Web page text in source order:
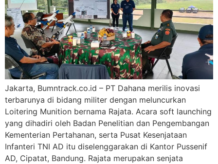
Jakarta, Bumntrack.co.id – PT Dahana merilis inovasi
terbarunya di bidang militer dengan meluncurkan
Loitering Munition bernama Rajata. Acara soft launching
yang dihadiri oleh Badan Penelitian dan Pengembangan
Kementerian Pertahanan, serta Pusat Kesenjataan
Infanteri TNI AD itu diselenggarakan di Kantor Pussenif
AD, Cipatat, Bandung. Rajata merupakan senjata